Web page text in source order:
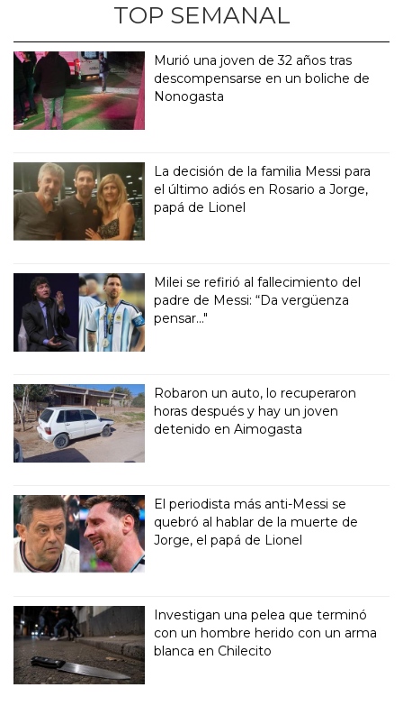
TOP SEMANAL
Murió una joven de 32 años tras
descompensarse en un boliche de
Nonogasta
La decisión de la familia Messi para
el último adiós en Rosario a Jorge,
papá de Lionel
Milei se refirió al fallecimiento del
padre de Messi: “Da vergüenza
pensar..."
Robaron un auto, lo recuperaron
horas después y hay un joven
detenido en Aimogasta
El periodista más anti-Messi se
quebró al hablar de la muerte de
Jorge, el papá de Lionel
Investigan una pelea que terminó
con un hombre herido con un arma
blanca en Chilecito